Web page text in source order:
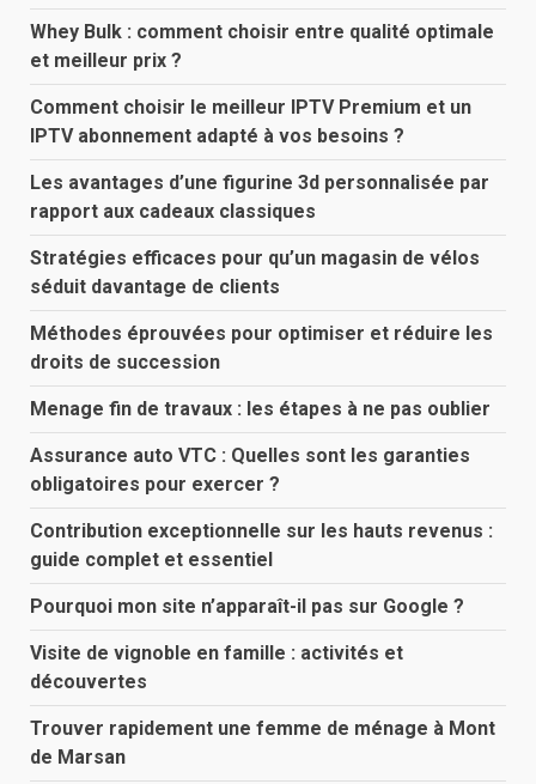
Whey Bulk : comment choisir entre qualité optimale
et meilleur prix ?
Comment choisir le meilleur IPTV Premium et un
IPTV abonnement adapté à vos besoins ?
Les avantages d’une figurine 3d personnalisée par
rapport aux cadeaux classiques
Stratégies efficaces pour qu’un magasin de vélos
séduit davantage de clients
Méthodes éprouvées pour optimiser et réduire les
droits de succession
Menage fin de travaux : les étapes à ne pas oublier
Assurance auto VTC : Quelles sont les garanties
obligatoires pour exercer ?
Contribution exceptionnelle sur les hauts revenus :
guide complet et essentiel
Pourquoi mon site n’apparaît-il pas sur Google ?
Visite de vignoble en famille : activités et
découvertes
Trouver rapidement une femme de ménage à Mont
de Marsan